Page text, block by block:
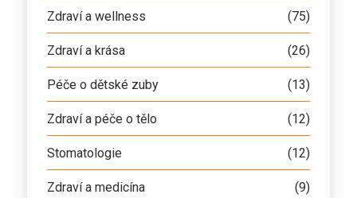
Zdraví a wellness (75)
Zdraví a krása (26)
Péče o dětské zuby (13)
Zdraví a péče o tělo (12)
Stomatologie (12)
Zdraví a medicína (9)